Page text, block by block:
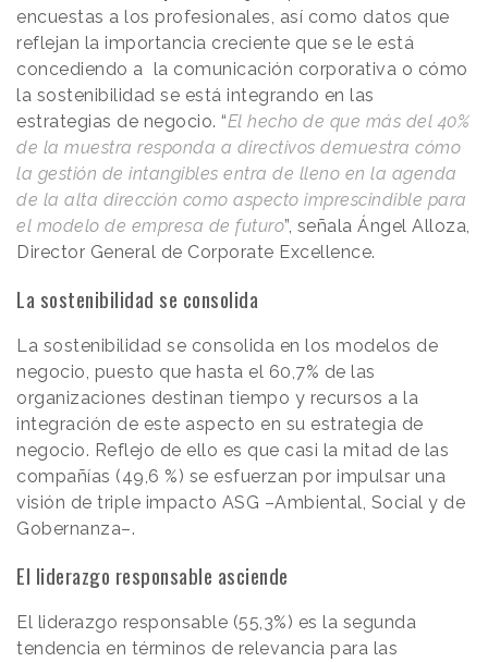
encuestas a los profesionales, así como datos que
reflejan la importancia creciente que se le está
concediendo a la comunicación corporativa o cómo
la sostenibilidad se está integrando en las
estrategias de negocio. “El hecho de que más del 40%
de la muestra responda a directivos demuestra cómo
la gestión de intangibles entra de lleno en la agenda
de la alta dirección como aspecto imprescindible para
el modelo de empresa de futuro”, señala Ángel Alloza,
Director General de Corporate Excellence.
La sostenibilidad se consolida
La sostenibilidad se consolida en los modelos de
negocio, puesto que hasta el 60,7% de las
organizaciones destinan tiempo y recursos a la
integración de este aspecto en su estrategia de
negocio. Reflejo de ello es que casi la mitad de las
compañías (49,6 %) se esfuerzan por impulsar una
visión de triple impacto ASG –Ambiental, Social y de
Gobernanza–.
El liderazgo responsable asciende
El liderazgo responsable (55,3%) es la segunda
tendencia en términos de relevancia para las